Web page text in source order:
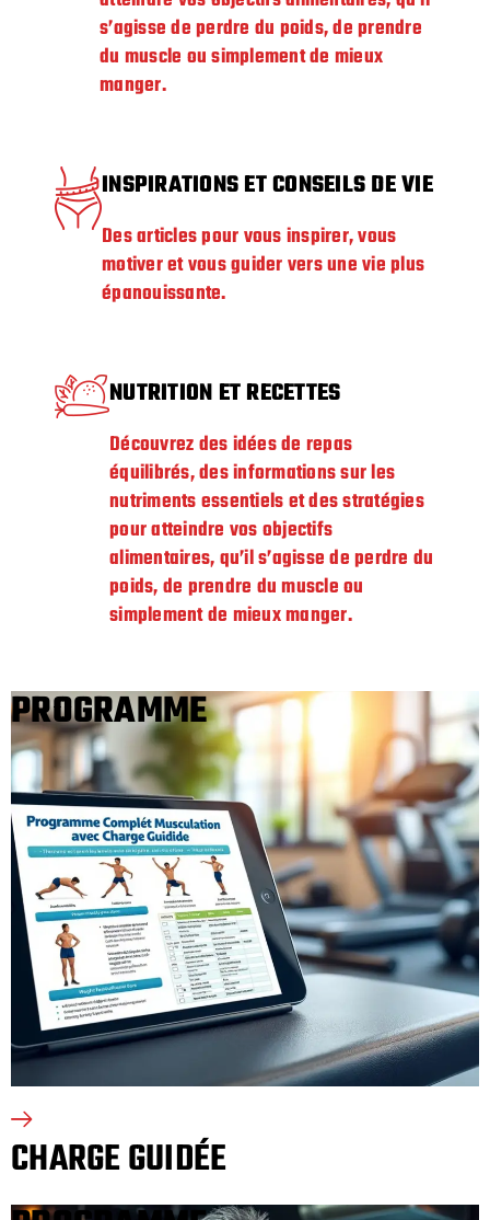
s’agisse de perdre du poids, de prendre
du muscle ou simplement de mieux
manger.
INSPIRATIONS ET CONSEILS DE VIE
Des articles pour vous inspirer, vous
motiver et vous guider vers une vie plus
épanouissante.
NUTRITION ET RECETTES
Découvrez des idées de repas
équilibrés, des informations sur les
nutriments essentiels et des stratégies
pour atteindre vos objectifs
alimentaires, qu’il s’agisse de perdre du
poids, de prendre du muscle ou
simplement de mieux manger.
PROGRAMME
CHARGE GUIDÉE